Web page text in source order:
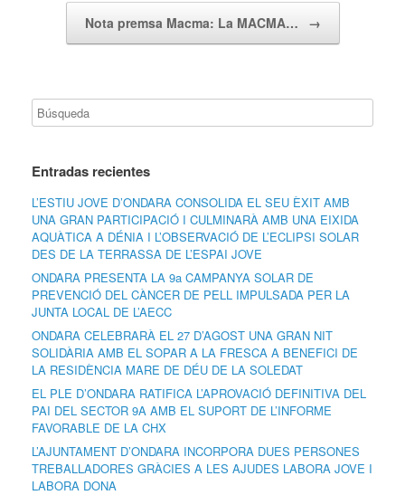
Nota premsa Macma: La MACMA… →
Entradas recientes
L’ESTIU JOVE D’ONDARA CONSOLIDA EL SEU ÈXIT AMB
UNA GRAN PARTICIPACIÓ I CULMINARÀ AMB UNA EIXIDA
AQUÀTICA A DÉNIA I L’OBSERVACIÓ DE L’ECLIPSI SOLAR
DES DE LA TERRASSA DE L’ESPAI JOVE
ONDARA PRESENTA LA 9a CAMPANYA SOLAR DE
PREVENCIÓ DEL CÀNCER DE PELL IMPULSADA PER LA
JUNTA LOCAL DE L’AECC
ONDARA CELEBRARÀ EL 27 D’AGOST UNA GRAN NIT
SOLIDÀRIA AMB EL SOPAR A LA FRESCA A BENEFICI DE
LA RESIDÈNCIA MARE DE DÉU DE LA SOLEDAT
EL PLE D’ONDARA RATIFICA L’APROVACIÓ DEFINITIVA DEL
PAI DEL SECTOR 9A AMB EL SUPORT DE L’INFORME
FAVORABLE DE LA CHX
L’AJUNTAMENT D’ONDARA INCORPORA DUES PERSONES
TREBALLADORES GRÀCIES A LES AJUDES LABORA JOVE I
LABORA DONA